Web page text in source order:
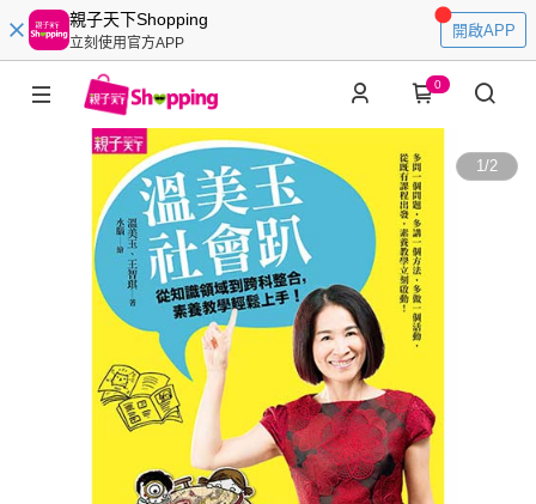
親子天下Shopping
立刻使用官方APP
開啟APP
0
1/2